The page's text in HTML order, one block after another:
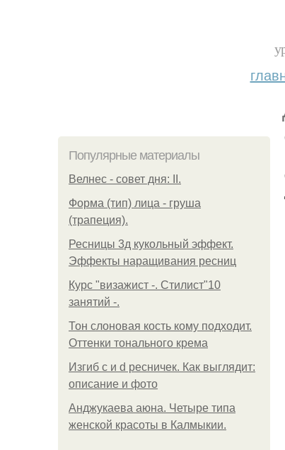
Популярные материалы
Велнес - совет дня: II.
Форма (тип) лица - груша
(трапеция).
Ресницы 3д кукольный эффект.
Эффекты наращивания ресниц
Курс "визажист -. Стилист"10
занятий -.
Тон слоновая кость кому подходит.
Оттенки тонального крема
Изгиб c и d ресничек. Как выглядит:
описание и фото
Анджукаева аюна. Четыре типа
женской красоты в Калмыкии.